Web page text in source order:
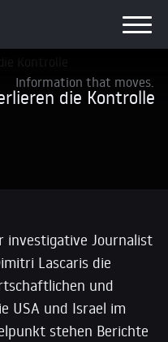
Information that moves.
die Kontrolle
investigative Journalist
Lascaris die
und
USA und Israel im
stehen Berichte